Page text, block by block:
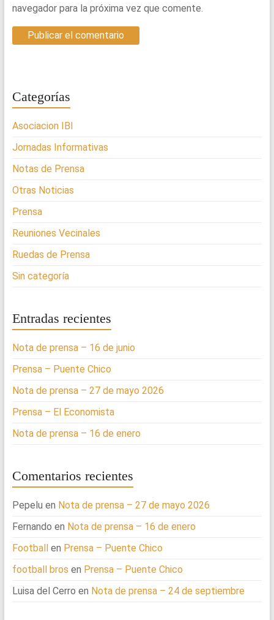
navegador para la próxima vez que comente.
Categorías
Asociacion IBI
Jornadas Informativas
Notas de Prensa
Otras Noticias
Prensa
Reuniones Vecinales
Ruedas de Prensa
Sin categoría
Entradas recientes
Nota de prensa – 16 de junio
Prensa – Puente Chico
Nota de prensa – 27 de mayo 2026
Prensa – El Economista
Nota de prensa – 16 de enero
Comentarios recientes
Pepelu en Nota de prensa – 27 de mayo 2026
Fernando en Nota de prensa – 16 de enero
Footballen Prensa – Puente Chico
football bros en Prensa – Puente Chico
Luisa del Cerro en Nota de prensa – 24 de septiembre